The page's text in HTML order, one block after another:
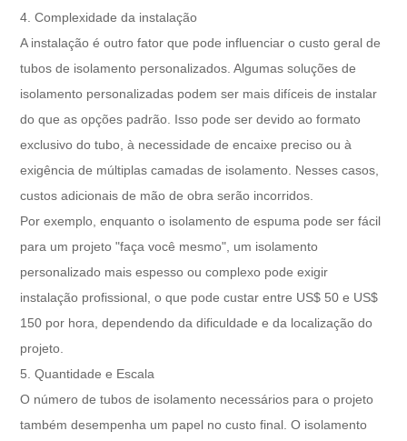
4. Complexidade da instalação
A instalação é outro fator que pode influenciar o custo geral de
tubos de isolamento personalizados. Algumas soluções de
isolamento personalizadas podem ser mais difíceis de instalar
do que as opções padrão. Isso pode ser devido ao formato
exclusivo do tubo, à necessidade de encaixe preciso ou à
exigência de múltiplas camadas de isolamento. Nesses casos,
custos adicionais de mão de obra serão incorridos.
Por exemplo, enquanto o isolamento de espuma pode ser fácil
para um projeto "faça você mesmo", um isolamento
personalizado mais espesso ou complexo pode exigir
instalação profissional, o que pode custar entre US$ 50 e US$
150 por hora, dependendo da dificuldade e da localização do
projeto.
5. Quantidade e Escala
O número de tubos de isolamento necessários para o projeto
também desempenha um papel no custo final. O isolamento